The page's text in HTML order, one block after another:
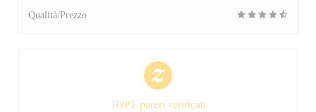
Qualità/Prezzo
100% pareri verificati